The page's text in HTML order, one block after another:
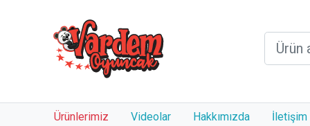
Ürünlerimiz Videolar Hakkımızda İletişim